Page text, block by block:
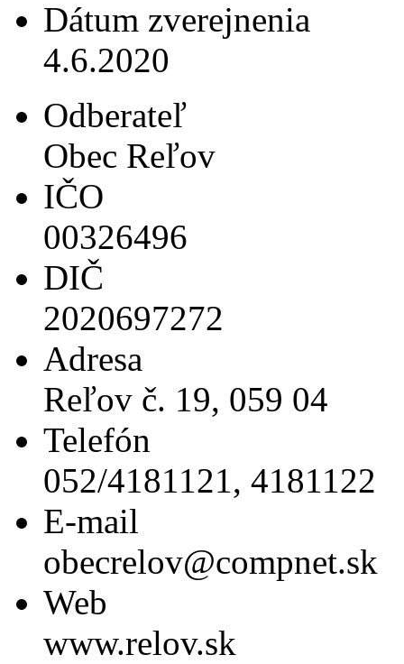
Dátum zverejnenia
4.6.2020
Odberateľ
Obec Reľov
IČO
00326496
DIČ
2020697272
Adresa
Reľov č. 19, 059 04
Telefón
052/4181121, 4181122
E-mail
obecrelov@compnet.sk
Web
www.relov.sk